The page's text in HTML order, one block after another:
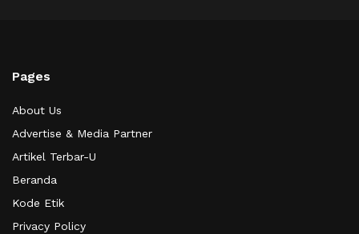
Pages
About Us
Advertise & Media Partner
Artikel Terbar-U
Beranda
Kode Etik
Privacy Policy